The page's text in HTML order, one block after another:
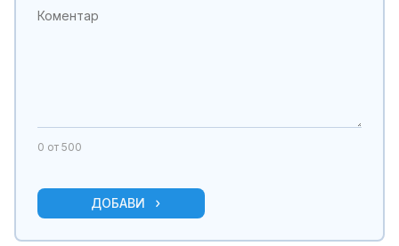
0 от 500
ДОБАВИ